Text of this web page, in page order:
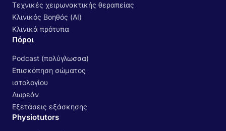
Τεχνικές χειρωνακτικής θεραπείας
Κλινικός Βοηθός (AI)
Κλινικά πρότυπα
Πόροι
Podcast (πολύγλωσσα)
Επισκόπηση σώματος
ιστολογίου
Δωρεάν
Εξετάσεις εξάσκησης
Physiotutors